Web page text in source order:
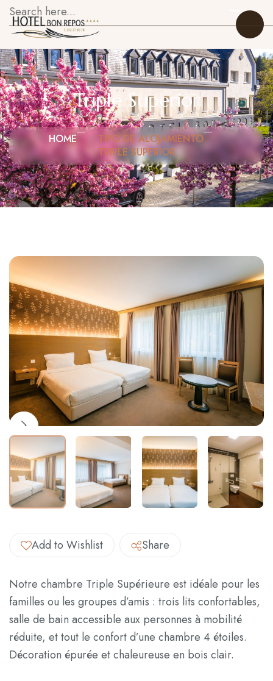
Inicio
Habitaciones
Restaurante
Sobre Nosotros
Qué hacer
Contacto
Español
Triple Superior
HOME
TIPO DE ALOJAMIENTO
TRIPLE SUPERIOR
Add to Wishlist Share
Notre chambre Triple Supérieure est idéale pour les
familles ou les groupes d’amis : trois lits confortables,
salle de bain accessible aux personnes à mobilité
réduite, et tout le confort d’une chambre 4 étoiles.
Décoration épurée et chaleureuse en bois clair.